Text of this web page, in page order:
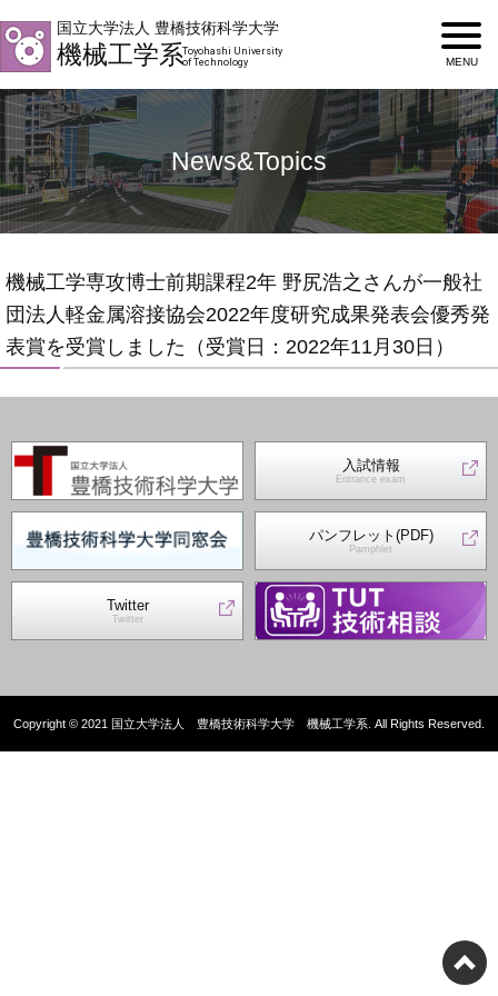
国立大学法人 豊橋技術科学大学
機械工学系Toyohashi University
of Technology
News&Topics
機械工学専攻博士前期課程2年 野尻浩之さんが一般社
団法人軽金属溶接協会2022年度研究成果発表会優秀発
表賞を受賞しました（受賞日：2022年11月30日）
入試情報
Entrance exam
パンフレット(PDF)
Pamphlet
Twitter
Twitter
Copyright © 2021 国立大学法人 豊橋技術科学大学 機械工学系. All Rights Reserved.